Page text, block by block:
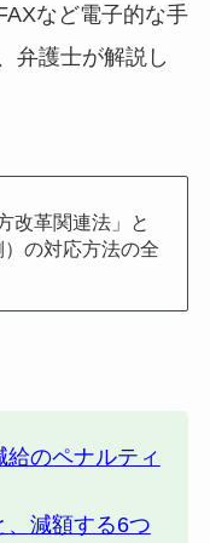
など電子的な手
弁護士が解説し
改革関連法」と
の対応方法の全
のペナルティ
、減額する6つ